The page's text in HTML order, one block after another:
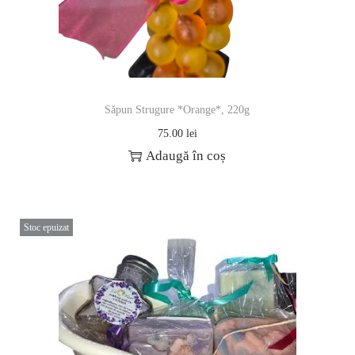
Săpun Strugure *Orange*, 220g
75.00 lei
Adaugă în coș
Stoc epuizat